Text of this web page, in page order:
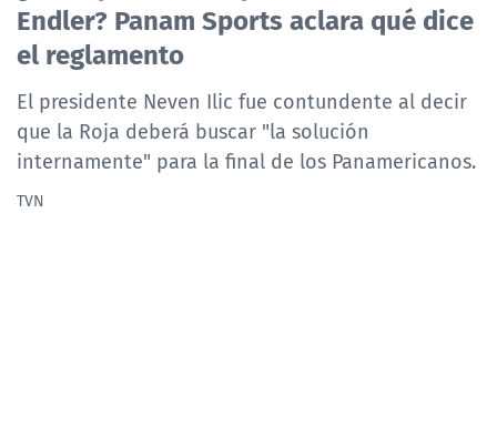
NTV
ACTUALIDAD Y TENDENCIAS
CORPORATIVO Y TRANSPARENCIA
CANAL DE DENUNCIAS
Endler? Panam Sports aclara qué dice
el reglamento
El presidente Neven Ilic fue contundente al decir
que la Roja deberá buscar "la solución
internamente" para la final de los Panamericanos.
TVN